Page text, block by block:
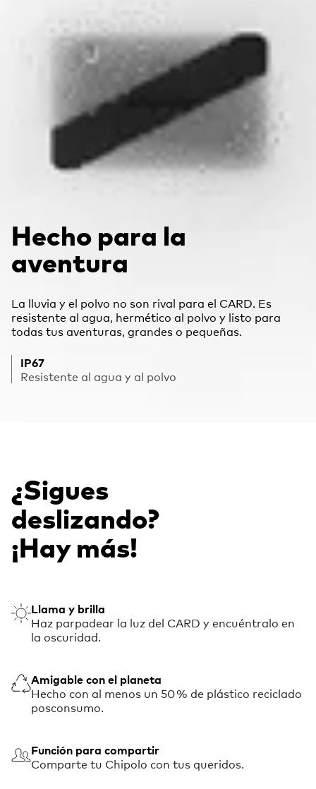
Hecho para la
aventura
La lluvia y el polvo no son rival para el CARD. Es
resistente al agua, hermético al polvo y listo para
todas tus aventuras, grandes o pequeñas.
IP67
Resistente al agua y al polvo
¿Sigues
deslizando?
¡Hay más!
Llama y brilla
Haz parpadear la luz del CARD y encuéntralo en
la oscuridad.
Amigable con el planeta
Hecho con al menos un 50 % de plástico reciclado
posconsumo.
Función para compartir
Comparte tu Chipolo con tus queridos.